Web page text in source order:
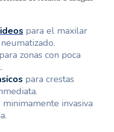
para el maxilar
para zonas con poca
para crestas
minimamente invasiva